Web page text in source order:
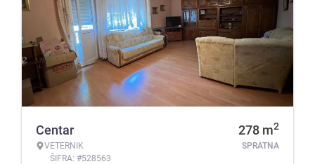
Centar
VETERNIK
ŠIFRA: #528563
278 m2
SPRATNA